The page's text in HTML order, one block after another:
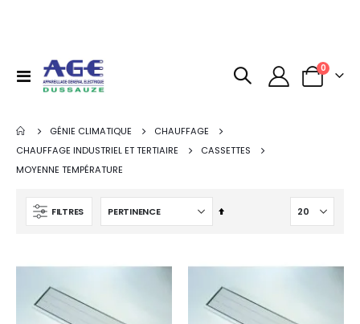
Basculer
Panier
0
GÉNIE CLIMATIQUE
CHAUFFAGE
CHAUFFAGE INDUSTRIEL ET TERTIAIRE
CASSETTES
MOYENNE TEMPÉRATURE
FILTRES
Par